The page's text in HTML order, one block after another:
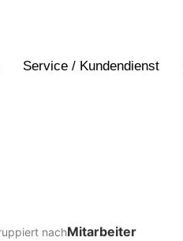
Service / Kundendienst
nachMitarbeiter